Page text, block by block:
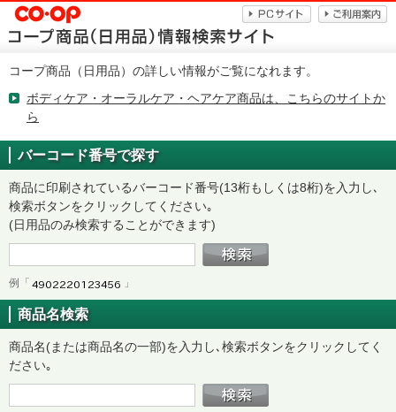
コープ商品（日用品）の詳しい情報がご覧になれます。
ボディケア・オーラルケア・ヘアケア商品は、こちらのサイトか
ら
バーコード番号で探す
商品に印刷されているバーコード番号(13桁もしくは8桁)を入力し､
検索ボタンをクリックしてください｡
(日用品のみ検索することができます)
例「 」
商品名検索
商品名(または商品名の一部)を入力し､検索ボタンをクリックしてく
ださい｡